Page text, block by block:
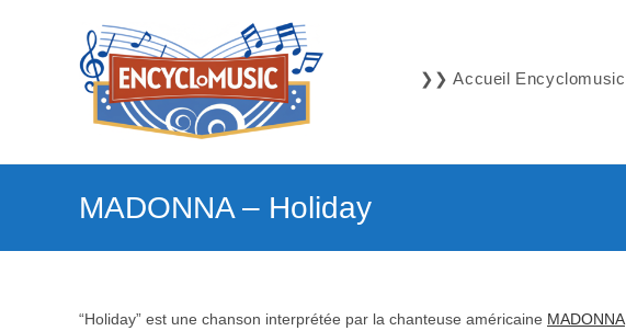
❯❯ Accueil Encyclomusic
MADONNA – Holiday
“Holiday” est une chanson interprétée par la chanteuse américaine MADONNA